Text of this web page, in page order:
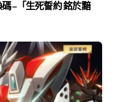
–「生死誓約 銘於黯